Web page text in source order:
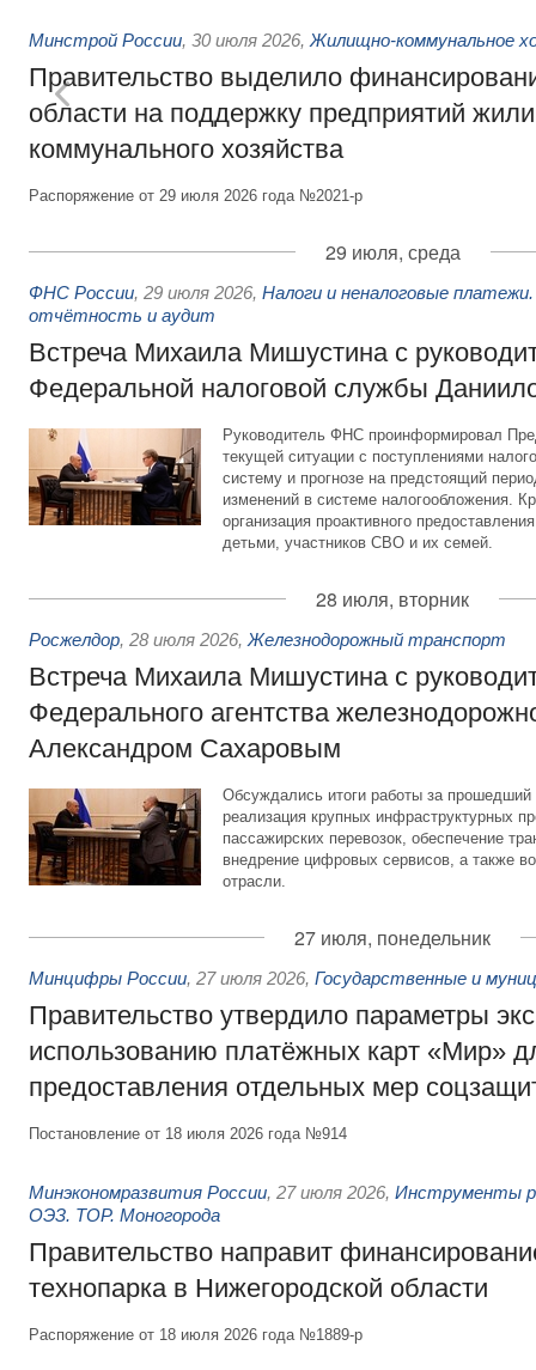
Минстрой России, 30 июля 2026, Жилищно-коммунальное
Правительство выделило
области на поддержку предприятий
коммунального хозяйства
Распоряжение от 29 июля 2026 года №2021-р
29 июля, среда
ФНС России, 29 июля 2026, Налоги и неналоговые
отчётность и аудит
Встреча Михаила Мишустина с
Федеральной налоговой службы
Руководитель ФНС проинформировал
текущей ситуации с поступлениями
систему и прогнозе на предстоящий
изменений в системе налогообложения.
организация проактивного
детьми, участников СВО и их семей.
28 июля, вторник
Росжелдор, 28 июля 2026, Железнодорожный транспорт
Встреча Михаила Мишустина с
Федерального агентства
Александром Сахаровым
Обсуждались итоги работы за
реализация крупных инфраструктурных
пассажирских перевозок, обеспечение
внедрение цифровых сервисов, а также
отрасли.
27 июля, понедельник
Минцифры России, 27 июля 2026, Государственные и
Правительство утвердило параметры
использованию платёжных карт «Мир»
предоставления отдельных мер
Постановление от 18 июля 2026 года №914
Минэкономразвития России, 27 июля 2026, Инструменты
ОЭЗ. ТОР. Моногорода
Правительство направит
технопарка в Нижегородской области
Распоряжение от 18 июля 2026 года №1889-р